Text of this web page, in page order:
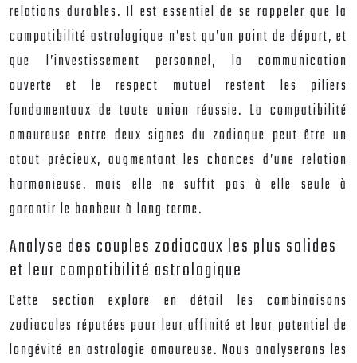
relations durables. Il est essentiel de se rappeler que la
compatibilité astrologique n’est qu’un point de départ, et
que l’investissement personnel, la communication
ouverte et le respect mutuel restent les piliers
fondamentaux de toute union réussie. La compatibilité
amoureuse entre deux signes du zodiaque peut être un
atout précieux, augmentant les chances d’une relation
harmonieuse, mais elle ne suffit pas à elle seule à
garantir le bonheur à long terme.
Analyse des couples zodiacaux les plus solides
et leur compatibilité astrologique
Cette section explore en détail les combinaisons
zodiacales réputées pour leur affinité et leur potentiel de
longévité en astrologie amoureuse. Nous analyserons les